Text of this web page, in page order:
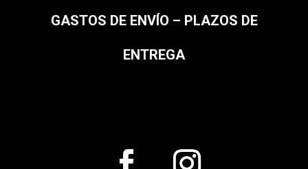
GASTOS DE ENVÍO – PLAZOS DE
ENTREGA